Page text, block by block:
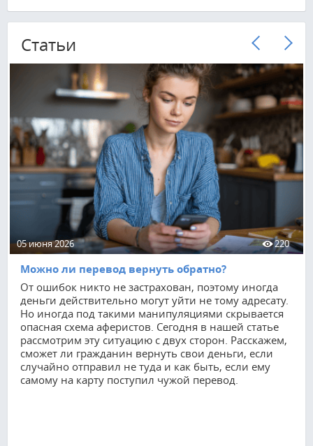
Cтатьи
05 июня 2026 220
Можно ли перевод вернуть обратно?
От ошибок никто не застрахован, поэтому иногда
деньги действительно могут уйти не тому адресату.
Но иногда под такими манипуляциями скрывается
опасная схема аферистов. Сегодня в нашей статье
рассмотрим эту ситуацию с двух сторон. Расскажем,
сможет ли гражданин вернуть свои деньги, если
случайно отправил не туда и как быть, если ему
самому на карту поступил чужой перевод.